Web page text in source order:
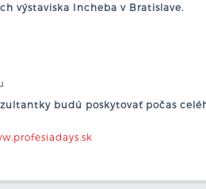
výstaviska Incheba v Bratislave.
budú poskytovať počas